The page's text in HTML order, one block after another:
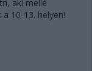
aki mellé
10-13. helyen!